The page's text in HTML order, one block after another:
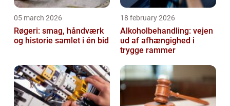
05 march 2026
Røgeri: smag, håndværk
og historie samlet i én bid
18 february 2026
Alkoholbehandling: vejen
ud af afhængighed i
trygge rammer